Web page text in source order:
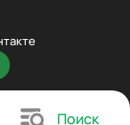
Поиск